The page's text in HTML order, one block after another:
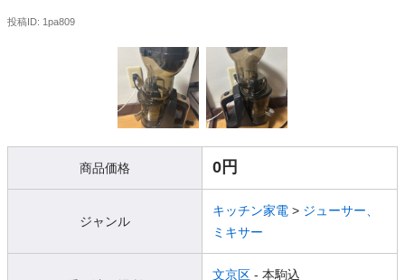
投稿ID: 1pa809
商品価格 0円
ジャンル
キッチン家電 > ジューサー、
ミキサー
文京区 - 本駒込